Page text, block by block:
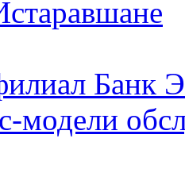
Банк
модели